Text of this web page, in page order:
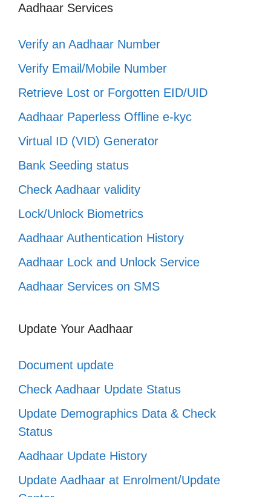
Aadhaar Services
Verify an Aadhaar Number
Verify Email/Mobile Number
Retrieve Lost or Forgotten EID/UID
Aadhaar Paperless Offline e-kyc
Virtual ID (VID) Generator
Bank Seeding status
Check Aadhaar validity
Lock/Unlock Biometrics
Aadhaar Authentication History
Aadhaar Lock and Unlock Service
Aadhaar Services on SMS
Update Your Aadhaar
Document update
Check Aadhaar Update Status
Update Demographics Data & Check
Status
Aadhaar Update History
Update Aadhaar at Enrolment/Update